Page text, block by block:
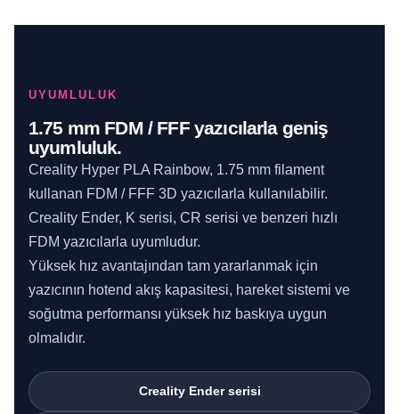
UYUMLULUK
1.75 mm FDM / FFF yazıcılarla geniş
uyumluluk.
Creality Hyper PLA Rainbow, 1.75 mm filament
kullanan FDM / FFF 3D yazıcılarla kullanılabilir.
Creality Ender, K serisi, CR serisi ve benzeri hızlı
FDM yazıcılarla uyumludur.
Yüksek hız avantajından tam yararlanmak için
yazıcının hotend akış kapasitesi, hareket sistemi ve
soğutma performansı yüksek hız baskıya uygun
olmalıdır.
Creality Ender serisi